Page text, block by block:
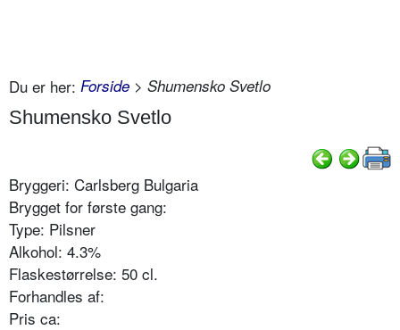
Du er her: Forside > Shumensko Svetlo
Shumensko Svetlo
Bryggeri: Carlsberg Bulgaria
Brygget for første gang:
Type: Pilsner
Alkohol: 4.3%
Flaskestørrelse: 50 cl.
Forhandles af:
Pris ca: